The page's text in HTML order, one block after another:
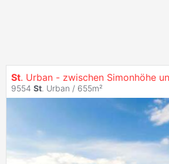
St. Urban - zwischen Simonhöhe und Urbansee-Mit
9554 St. Urban / 655m²